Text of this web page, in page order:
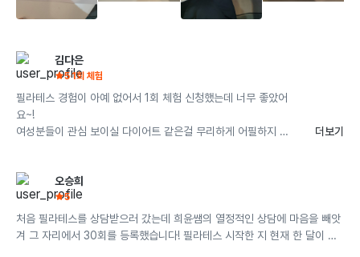
김다은
51회 체험
필라테스 경험이 아예 없어서 1회 체험 신청했는데 너무 좋았어
요~!
여성분들이 관심 보이실 다이어트 같은걸 무리하게 어필하지 않
다들 왜 좋다고 하시는지 알것 같았어요 ㅎㅎ
더보기
오승희
5
처음 필라테스를 상담받으러 갔는데 희윤쌤의 열정적인 상담에 마음을 빼앗
겨 그 자리에서 30회를 등록했습니다! 필라테스 시작한 지 현재 한 달이 넘